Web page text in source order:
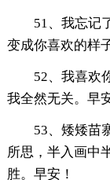
51、我忘记
变成你喜欢的样
52、我喜欢
我全然无关。早
53、矮矮苗
所思，半入画中
胜。早安！